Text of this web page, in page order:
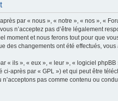
par « nous », « notre », « nos », «
n’acceptez pas d’être légalement
moment et nous ferons tout pour que
des changements ont été effectués,
« ils », « eux », « leur », « logiciel
ci-après par « GPL ») et qui peut être
pas comme contenu ou